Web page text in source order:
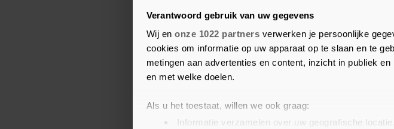
Verantwoord gebruik van uw gegevens
Wij en onze 1022 partners verwerken je persoonlijke
cookies om informatie op uw apparaat op te slaan en te
metingen aan advertenties en content, inzicht in publiek
en met welke doelen.
Als u het toestaat, willen we ook graag:
Informatie verzamelen over uw geografische
onafhankelijke partij is bevestigd.
Ook de NAVO en Duitsland zeiden woensdag nog
bespeuren van de terugtrekking. NAVO-chef Jens
doorgaat met de militaire opbouw".